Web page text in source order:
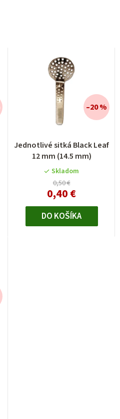
Jednotlivé sitká Black Leaf
12 mm (14.5 mm)
hodnotenie
produktu
je
4,0
z
5
hviezdičiek.
Skladom
0,50 €
0,40 €
–20 %
DO KOŠÍKA